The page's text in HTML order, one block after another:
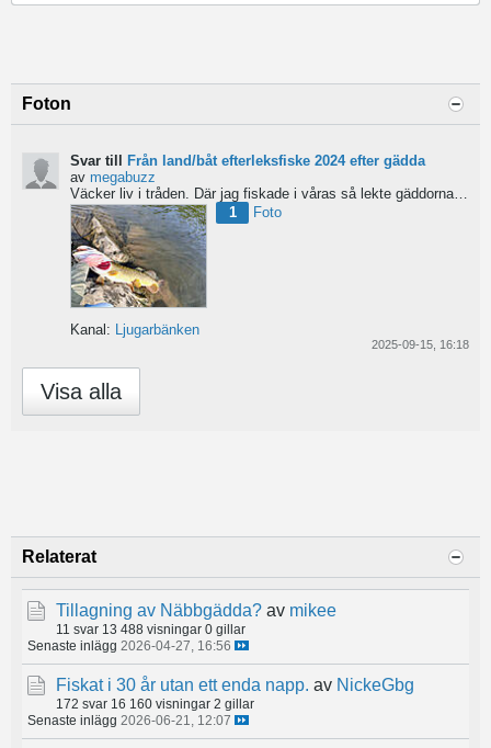
Foton
Svar till
Från land/båt efterleksfiske 2024 efter gädda
av megabuzz
Väcker liv i tråden. Där jag fiskade i våras så lekte gäddorna från början av mars hela vägen in i juni...
1
Foto
Kanal: Ljugarbänken
2025-09-15, 16:18
Visa alla
Relaterat
Tillagning av Näbbgädda? av mikee
11 svar 13 488 visningar 0 gillar
Senaste inlägg 2026-04-27, 16:56
Fiskat i 30 år utan ett enda napp. av NickeGbg
172 svar 16 160 visningar 2 gillar
Senaste inlägg 2026-06-21, 12:07